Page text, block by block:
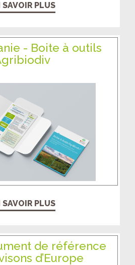
SAVOIR PLUS
- Boite à outils
SAVOIR PLUS
de référence
d’Europe